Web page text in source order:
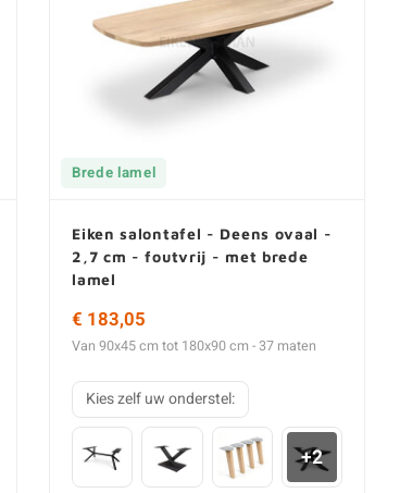
Brede lamel
Eiken salontafel - Deens ovaal -
2,7 cm - foutvrij - met brede
lamel
€ 183,05
Van 90x45 cm tot 180x90 cm - 37 maten
Kies zelf uw onderstel:
+2